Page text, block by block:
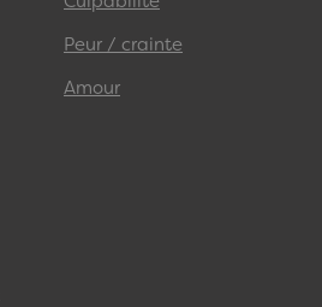
Peur / crainte
Amour